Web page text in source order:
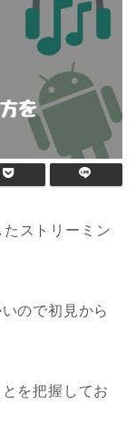
ストリーミン
ので初見から
を把握してお